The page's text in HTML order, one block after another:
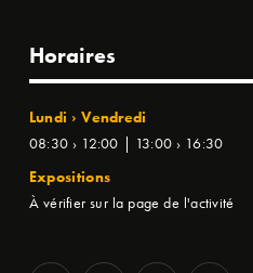
Horaires
Lundi › Vendredi
08:30 › 12:00 | 13:00 › 16:30
Expositions
À vérifier sur la page de l'activité